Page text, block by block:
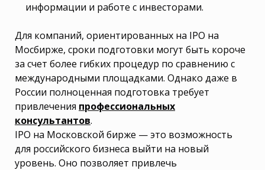
информации и работе с инвесторами.
Для компаний, ориентированных на IPO на
Мосбирже, сроки подготовки могут быть короче
за счет более гибких процедур по сравнению с
международными площадками. Однако даже в
России полноценная подготовка требует
привлечения профессиональных
консультантов.
IPO на Московской бирже — это возможность
для российского бизнеса выйти на новый
уровень. Оно позволяет привлечь